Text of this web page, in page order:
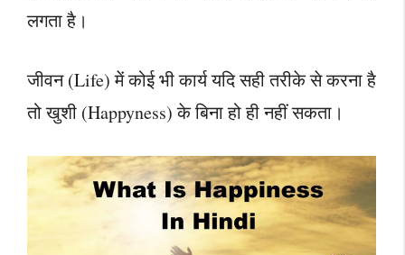
लगता है।
जीवन (Life) में कोई भी कार्य यदि सही तरीके से करना है
तो खुशी (Happyness) के बिना हो ही नहीं सकता।